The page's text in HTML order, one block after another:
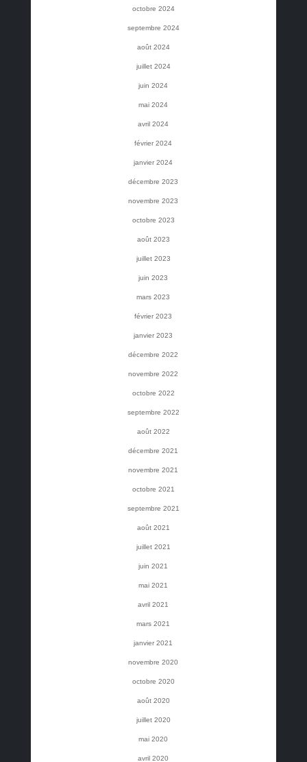
octobre 2024
septembre 2024
août 2024
juillet 2024
juin 2024
mai 2024
avril 2024
février 2024
janvier 2024
décembre 2023
novembre 2023
octobre 2023
août 2023
juillet 2023
juin 2023
mars 2023
février 2023
janvier 2023
décembre 2022
novembre 2022
octobre 2022
septembre 2022
août 2022
décembre 2021
novembre 2021
octobre 2021
septembre 2021
août 2021
juillet 2021
juin 2021
mai 2021
avril 2021
mars 2021
janvier 2021
novembre 2020
octobre 2020
août 2020
juillet 2020
mai 2020
avril 2020